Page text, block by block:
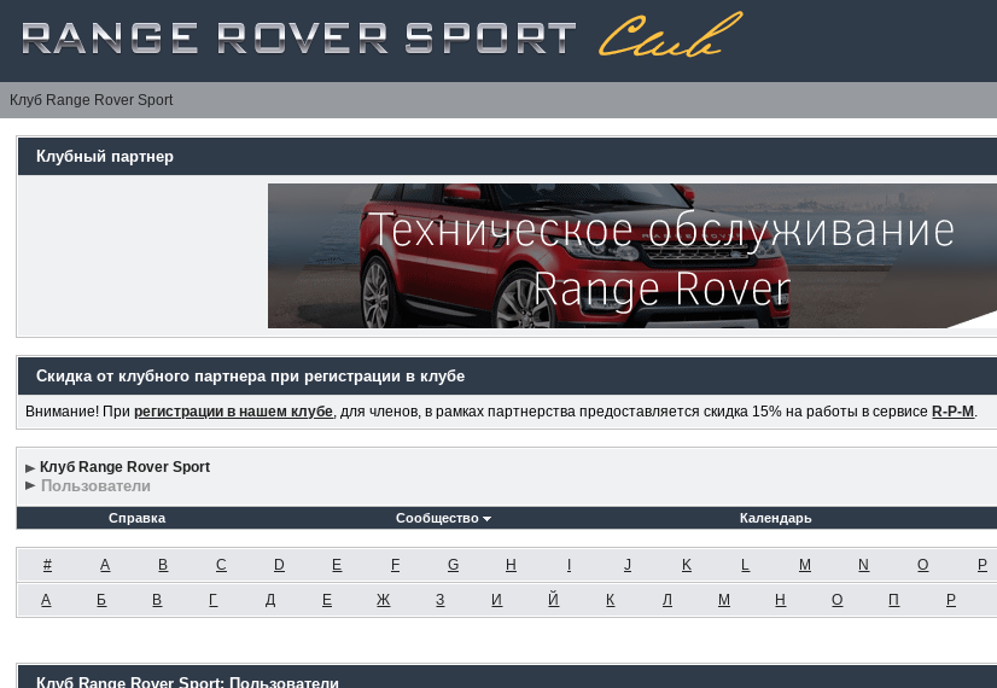
Клуб Range Rover Sport
Клубный партнер
Скидка от клубного партнера при регистрации в клубе
Внимание! Прирегистрации в нашем клубе, для членов, в рамках партнерства предоставляется скидка 15% на работы в сервисе R-P-M .
Клуб Range Rover Sport
Пользователи
Справка
Сообщество Календарь
# A B C D E F G H J K L M N O P
А Б В Г Д Е Ж З И Й К Л М Н О П Р
Клуб Range Rover Sport: Пользователи